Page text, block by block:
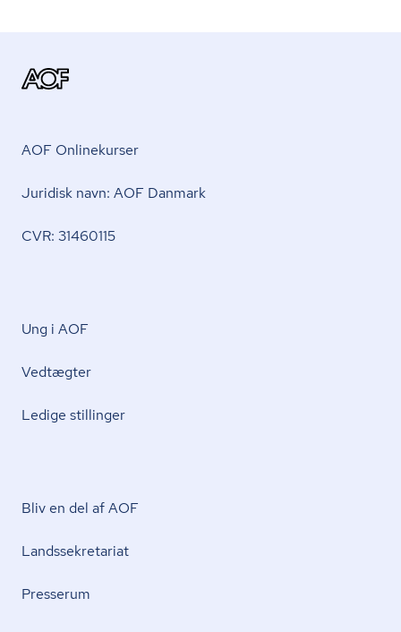
AOF Onlinekurser
Juridisk navn: AOF Danmark
CVR: 31460115
Ung i AOF
Vedtægter
Ledige stillinger
Bliv en del af AOF
Lands­se­kre­ta­ri­at
Presserum